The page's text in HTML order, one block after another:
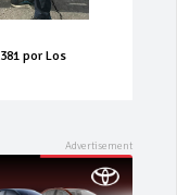
por Los